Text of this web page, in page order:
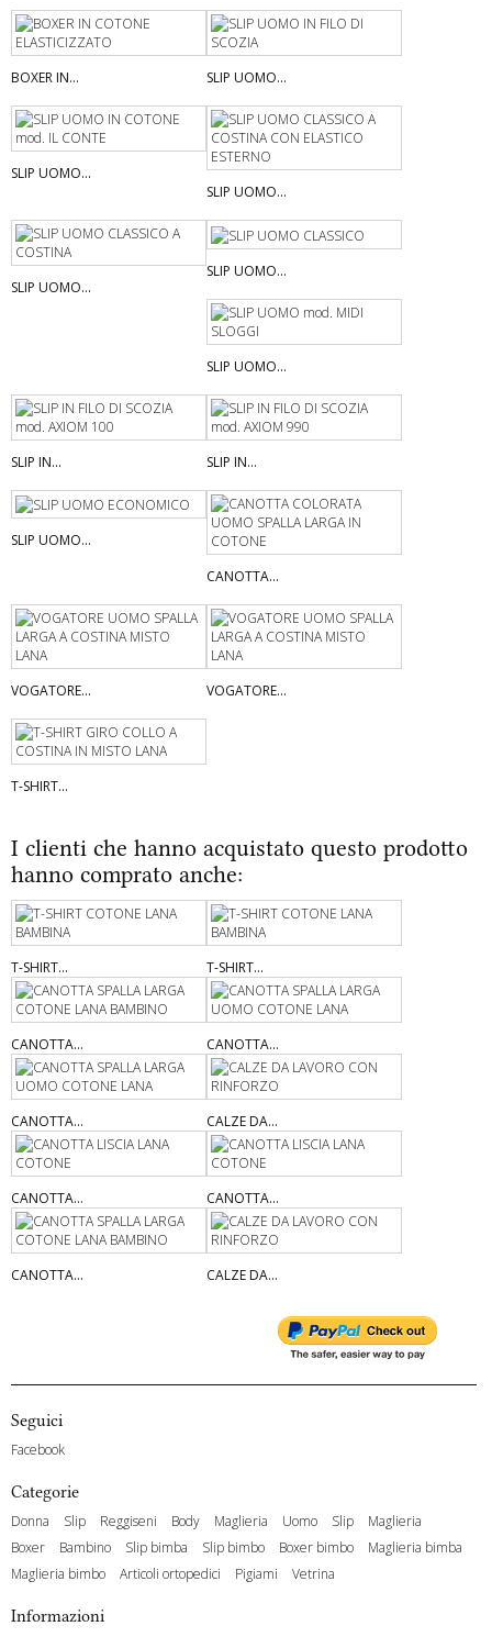
BOXER IN... SLIP UOMO...
SLIP UOMO...
SLIP UOMO...
SLIP UOMO...
SLIP UOMO...
SLIP UOMO...
SLIP IN... SLIP IN...
SLIP UOMO...
CANOTTA...
VOGATORE... VOGATORE...
T-SHIRT...
I clienti che hanno acquistato questo prodotto
hanno comprato anche:
T-SHIRT... T-SHIRT...
CANOTTA... CANOTTA...
CANOTTA... CALZE DA...
CANOTTA... CANOTTA...
CANOTTA... CALZE DA...
Seguici
Facebook
Categorie
Donna Slip Reggiseni Body Maglieria Uomo Slip
Maglieria
Boxer
Bambino Slip bimba Slip bimbo Boxer bimbo
Maglieria bimba
Maglieria bimbo
Articoli ortopedici Pigiami Vetrina
Informazioni